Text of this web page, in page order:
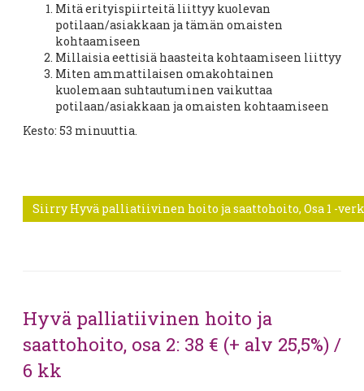
Mitä erityispiirteitä liittyy kuolevan
potilaan/asiakkaan ja tämän omaisten
kohtaamiseen
Millaisia eettisiä haasteita kohtaamiseen liittyy
Miten ammattilaisen omakohtainen
kuolemaan suhtautuminen vaikuttaa
potilaan/asiakkaan ja omaisten kohtaamiseen
Kesto: 53 minuuttia.
Siirry Hyvä palliatiivinen hoito ja saattohoito, Osa 1 -
Hyvä palliatiivinen hoito ja
saattohoito, osa 2: 38 € (+ alv 25,5%) /
6 kk